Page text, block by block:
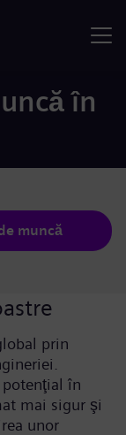
în
muncă
prin
în
mai sigur şi
unor